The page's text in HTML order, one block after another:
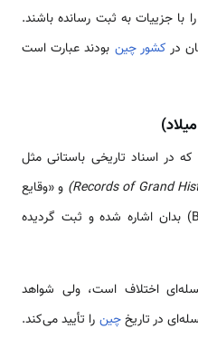
با جزییات به ثبت رسانده باشند.
در کشور چین بودند عبارت است
در اسناد تاریخی باستانی مثل
و «وقایع
نگاری روی بامبو» (Bamboo Annals) بدان اشاره شده و ثبت گردیده
اختلاف است، ولی شواهد
در تاریخچین را تأیید می‌کند.